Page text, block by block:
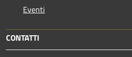
Eventi
CONTATTI